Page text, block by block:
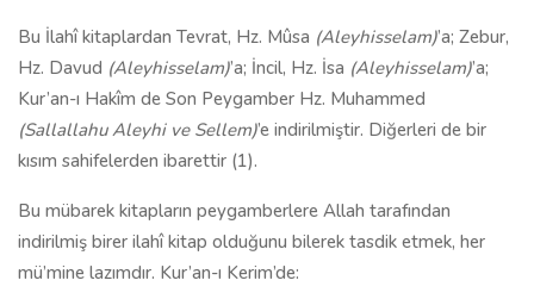
Bu İlahî kitaplardan Tevrat, Hz. Mûsa (Aleyhisselam)’a; Zebur,
Hz. Davud (Aleyhisselam)’a; İncil, Hz. İsa (Aleyhisselam)’a;
Kur’an-ı Hakîm de Son Peygamber Hz. Muhammed
(Sallallahu Aleyhi ve Sellem)’e indirilmiştir. Diğerleri de bir
kısım sahifelerden ibarettir (1).
Bu mübarek kitapların peygamberlere Allah tarafından
indirilmiş birer ilahî kitap olduğunu bilerek tasdik etmek, her
mü’mine lazımdır. Kur’an-ı Kerim’de: